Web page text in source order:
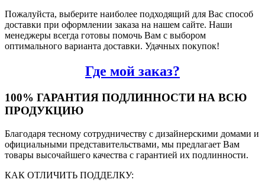
Пожалуйста, выберите наиболее подходящий для Вас способ
доставки при оформлении заказа на нашем сайте. Наши
менеджеры всегда готовы помочь Вам с выбором
оптимального варианта доставки. Удачных покупок!
Где мой заказ?
100% ГАРАНТИЯ ПОДЛИННОСТИ НА ВСЮ
ПРОДУКЦИЮ
Благодаря тесному сотрудничеству с дизайнерскими домами и
официальными представительствами, мы предлагает Вам
товары высочайшего качества с гарантией их подлинности.
КАК ОТЛИЧИТЬ ПОДДЕЛКУ: